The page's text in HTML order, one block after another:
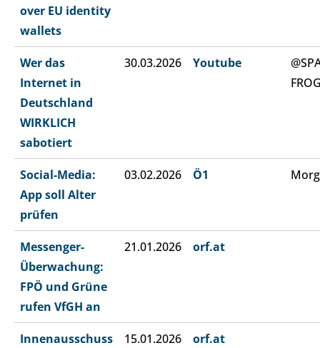
over EU identity
wallets
Wer das
Internet in
Deutschland
WIRKLICH
sabotiert
30.03.2026 Youtube
Social-Media:
App soll Alter
prüfen
03.02.2026 Ö1
Messenger-
Überwachung:
FPÖ und Grüne
rufen VfGH an
21.01.2026 orf.at
Innenausschuss
15.01.2026 orf.at